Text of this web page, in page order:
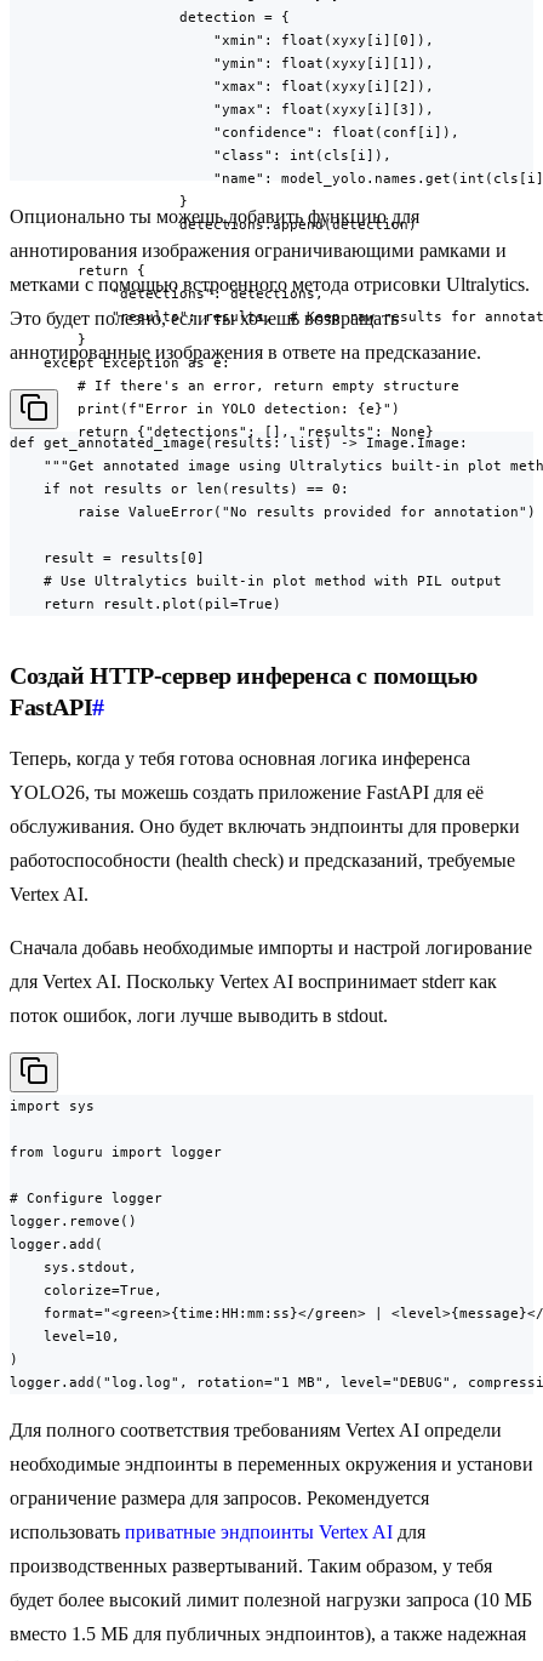
                    detection = {
                        "xmin": float(xyxy[i][0]),
                        "ymin": float(xyxy[i][1]),
                        "xmax": float(xyxy[i][2]),
                        "ymax": float(xyxy[i][3]),
                        "confidence": float(conf[i]),
                        "class": int(cls[i]),
"name":
                    }
                    detections.append(detection)
        return {
            "detections": detections,
"results": results,  # Keep raw results for
        }
    except Exception as e:
        # If there's an error, return empty structure
        print(f"Error in YOLO detection: {e}")
        return {"detections": [], "results": None}
Опционально ты можешь добавить функцию для
аннотирования изображения ограничивающими рамками и
метками с помощью встроенного метода отрисовки Ultralytics.
Это будет полезно, если ты хочешь возвращать
аннотированные изображения в ответе на предсказание.
def get_annotated_image(results: list) -> Image.Image:
"""Get annotated image using Ultralytics built-in plot
    if not results or len(results) == 0:
        raise ValueError("No results provided for annotation")
    result = results[0]
    # Use Ultralytics built-in plot method with PIL output
    return result.plot(pil=True)
Создай HTTP-сервер инференса с помощью
FastAPI#
Теперь, когда у тебя готова основная логика инференса
YOLO26, ты можешь создать приложение FastAPI для её
обслуживания. Оно будет включать эндпоинты для проверки
работоспособности (health check) и предсказаний, требуемые
Vertex AI.
Сначала добавь необходимые импорты и настрой логирование
для Vertex AI. Поскольку Vertex AI воспринимает stderr как
поток ошибок, логи лучше выводить в stdout.
import sys
from loguru import logger
# Configure logger
logger.remove()
logger.add(
    sys.stdout,
    colorize=True,
format="<green>{time:HH:mm:ss}</green> |
    level=10,
)
logger.add("log.log", rotation="1 MB", level="DEBUG",
Для полного соответствия требованиям Vertex AI определи
необходимые эндпоинты в переменных окружения и установи
ограничение размера для запросов. Рекомендуется
использовать приватные эндпоинты Vertex AI для
производственных развертываний. Таким образом, у тебя
будет более высокий лимит полезной нагрузки запроса (10 МБ
вместо 1.5 МБ для публичных эндпоинтов), а также надежная